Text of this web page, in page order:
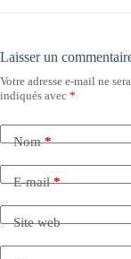
Laisser un
Votre adresse e-mail ne
indiqués avec *
Nom*
E-mail*
Site web